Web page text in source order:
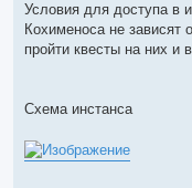
н
о
с
щ
и
е
Условия для доступа в
Кохименоса не зависят
пройти квесты на них и
Схема инстанса